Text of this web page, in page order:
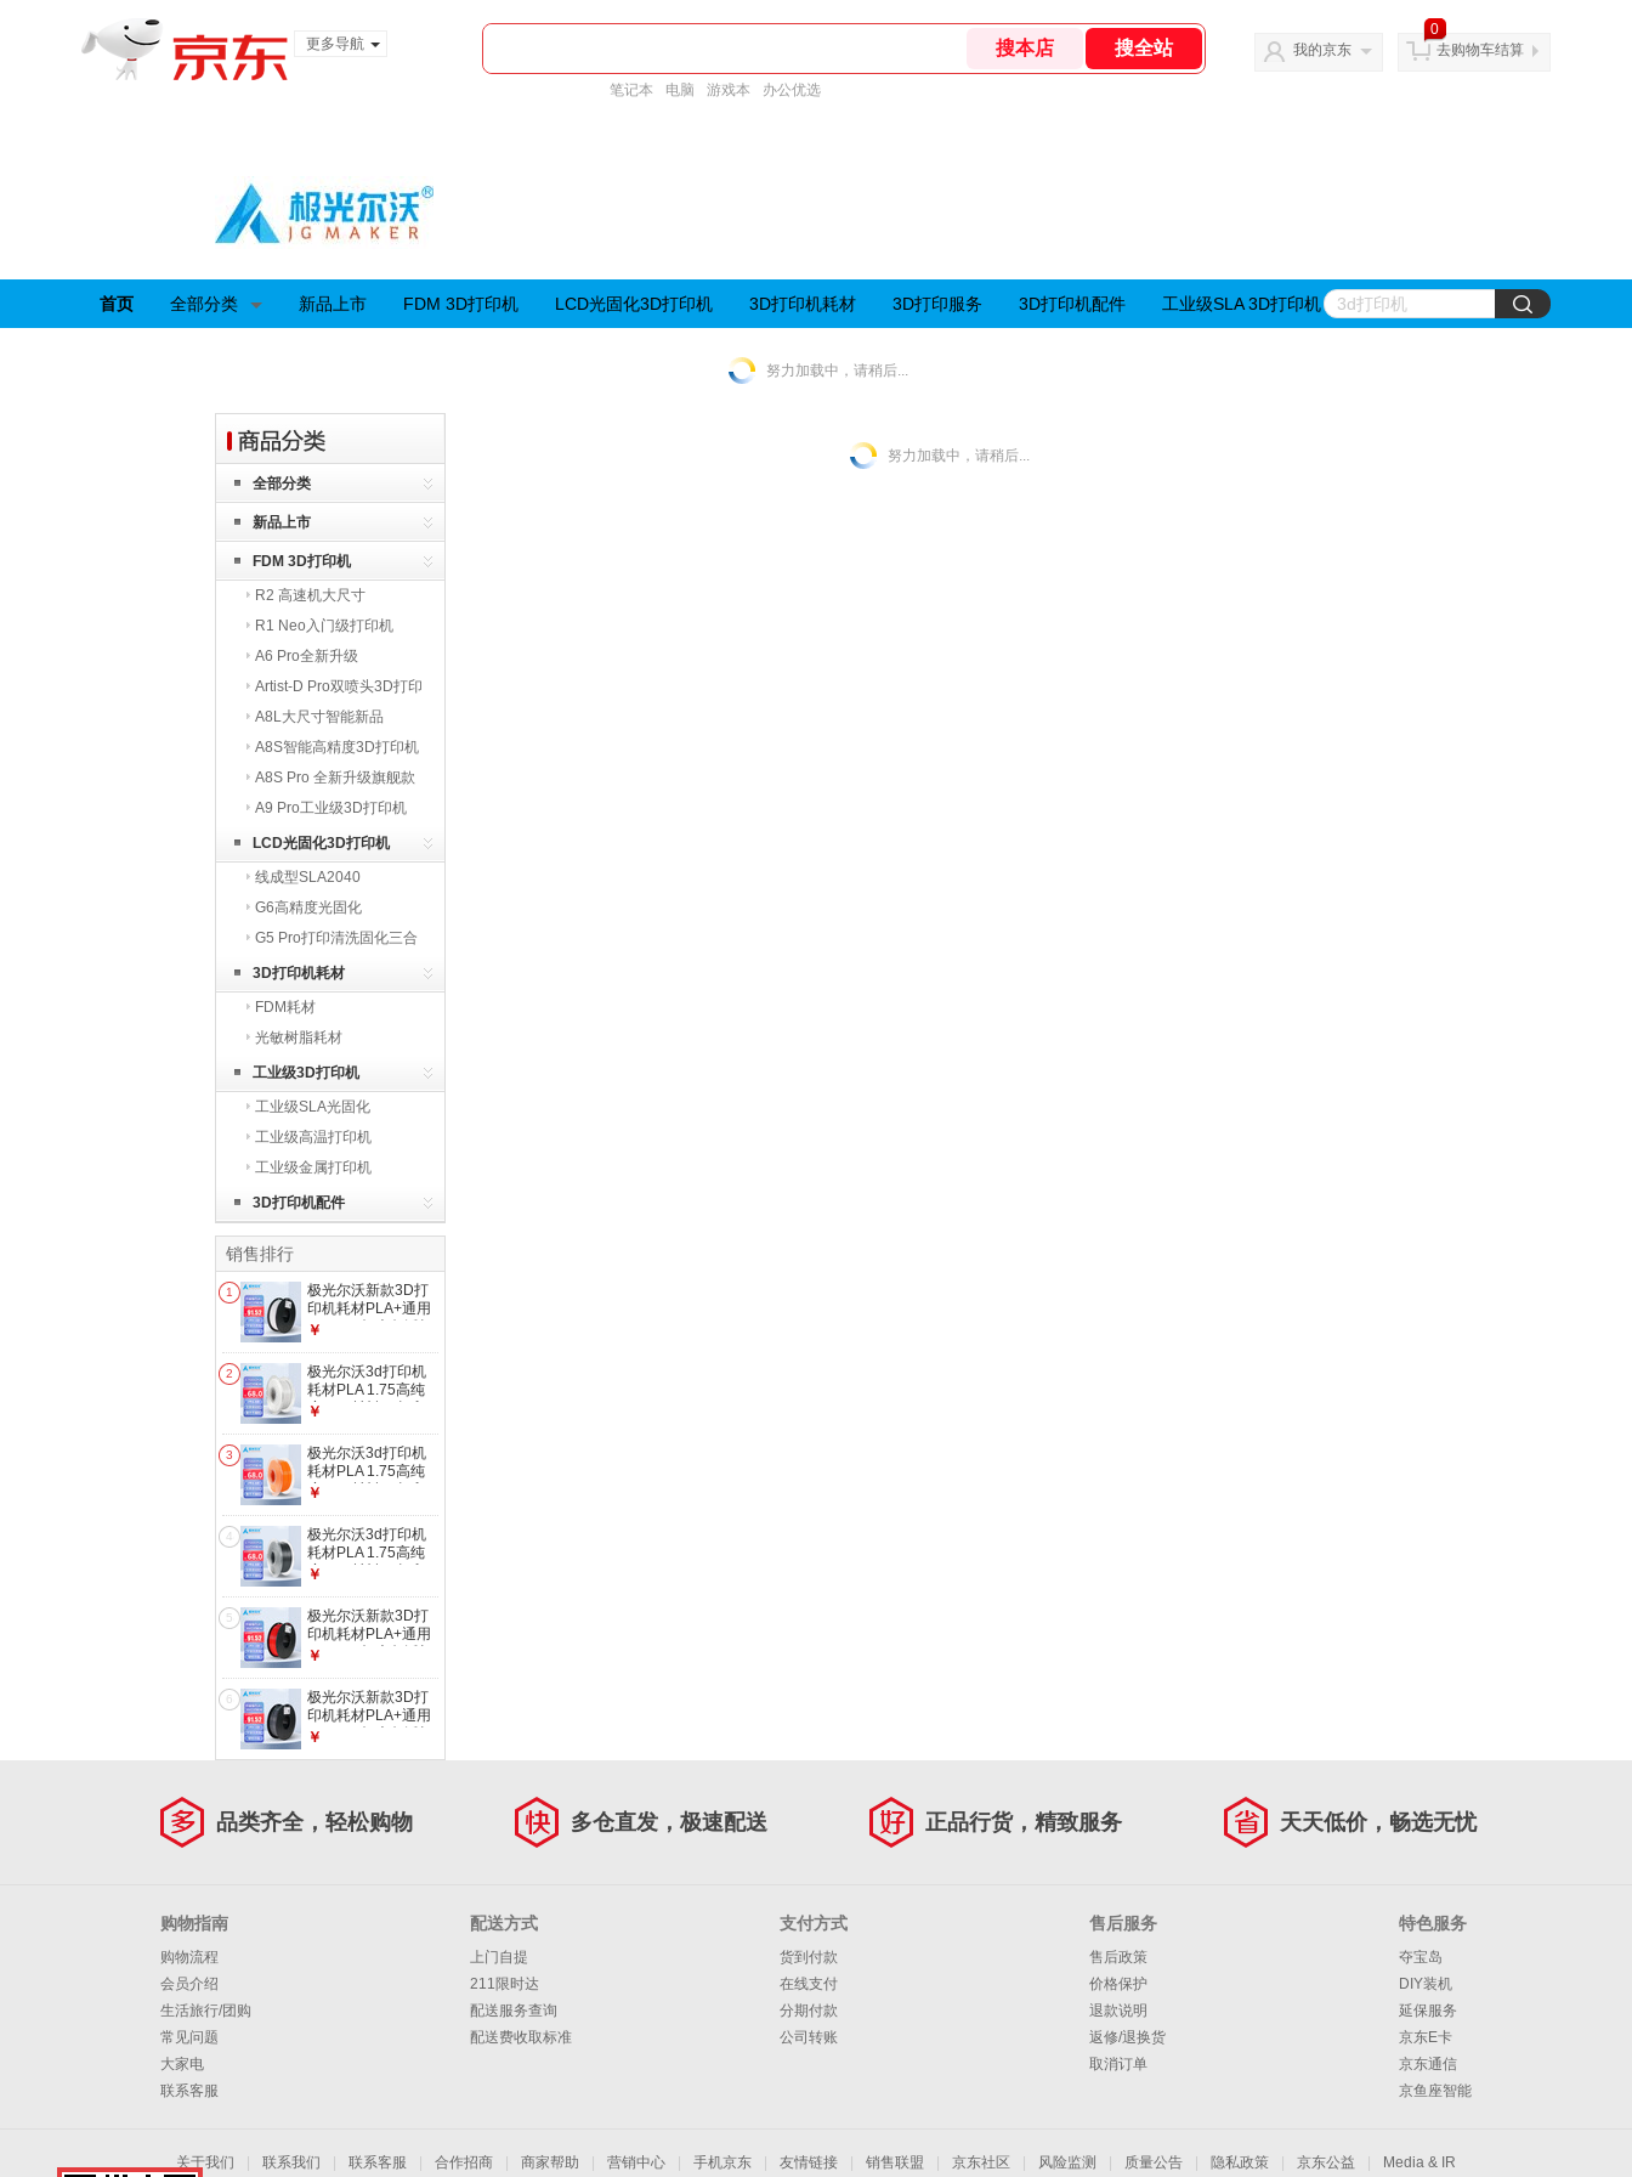
更多导航
笔记本 电脑 游戏本 办公优选
我的京东
0
去购物车结算
首页 全部分类 新品上市 FDM 3D打印机 LCD光固化3D打印机 3D打印机耗材 3D打印服务 3D打印机配件 工业级SLA 3D打印机
努力加载中，请稍后...
全部分类
新品上市
FDM 3D打印机
R2 高速机大尺寸
R1 Neo入门级打印机
A6 Pro全新升级
Artist-D Pro双喷头3D打印
机A8L大尺寸智能新品
A8S智能高精度3D打印机
A8S Pro 全新升级旗舰款
A9 Pro工业级3D打印机
LCD光固化3D打印机
线成型SLA2040
G6高精度光固化
G5 Pro打印清洗固化三合
一
3D打印机耗材
FDM耗材
光敏树脂耗材
工业级3D打印机
工业级SLA光固化
工业级高温打印机
工业级金属打印机
3D打印机配件
销售排行
1
极光尔沃新款3D打
印机耗材PLA+通用
1.75mm极光尔沃打
耗材1KG 白色
￥
2
极光尔沃3d打印机
耗材PLA 1.75高纯
度1KG材料3d打印
￥
3
极光尔沃3d打印机
耗材PLA 1.75高纯
度1KG材料3d打印
￥
4
极光尔沃3d打印机
耗材PLA 1.75高纯
度1KG材料3d打印
￥
5
极光尔沃新款3D打
印机耗材PLA+通用
1.75mm极光尔沃打
耗材1KG 红色
￥
6
极光尔沃新款3D打
印机耗材PLA+通用
1.75mm极光尔沃打
￥
努力加载中，请稍后...
品类齐全，轻松购物 多仓直发，极速配送 正品行货，精致服务 天天低价，畅选无忧
购物指南
购物流程
会员介绍
生活旅行/团购
常见问题
大家电
联系客服
配送方式
上门自提
211限时达
配送服务查询
配送费收取标准
支付方式
货到付款
在线支付
分期付款
公司转账
售后服务
售后政策
价格保护
退款说明
返修/退换货
取消订单
特色服务
夺宝岛
DIY装机
延保服务
京东E卡
京东通信
京鱼座智能
关于我们 联系我们 联系客服 合作招商 商家帮助 营销中心 手机京东 友情链接 销售联盟 京东社区 风险监测 质量公告 隐私政策 京东公益 Media & IR